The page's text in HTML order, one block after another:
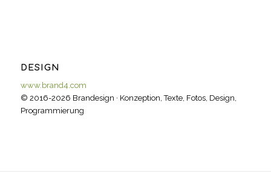
DESIGN
www.brand4.com
© 2016-2026 Brandesign · Konzeption, Texte, Fotos, Design,
Programmierung